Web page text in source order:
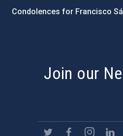
Condolences for Francisco
Join our